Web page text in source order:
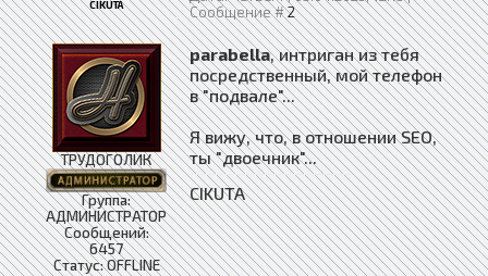
CIKUTA
Сообщение #2
ТРУДОГОЛИК
Группа:
АДМИНИСТРАТОР
Сообщений:
6457
Статус:OFFLINE
parabella, интриган из тебя
посредственный, мой телефон
в "подвале"...
Я вижу, что, в отношении SEO,
ты "двоечник"...
CIKUTA